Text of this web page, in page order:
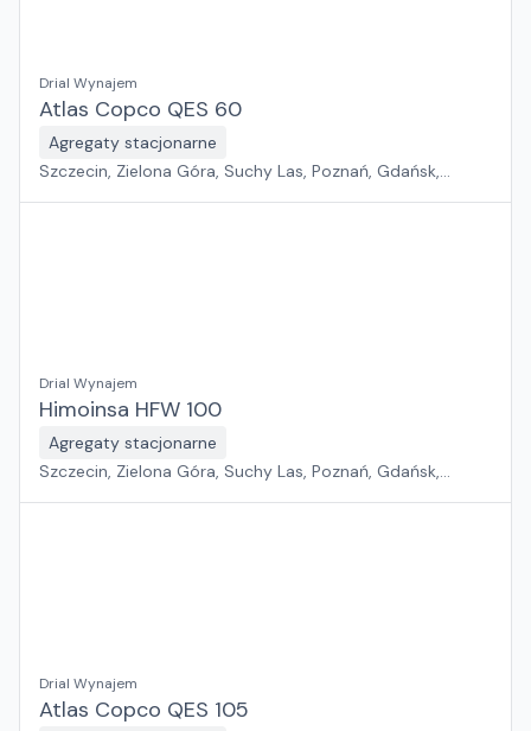
Drial Wynajem
Atlas Copco QES 60
Agregaty stacjonarne
Szczecin, Zielona Góra, Suchy Las, Poznań, Gdańsk,
Drial Wynajem
Himoinsa HFW 100
Agregaty stacjonarne
Szczecin, Zielona Góra, Suchy Las, Poznań, Gdańsk,
Drial Wynajem
Atlas Copco QES 105